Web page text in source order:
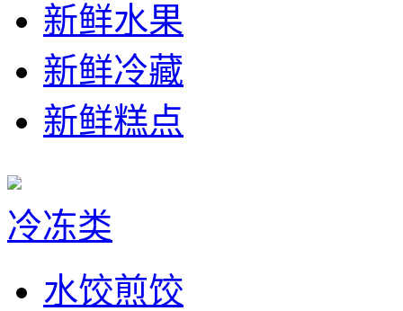
新鲜水果
新鲜冷藏
新鲜糕点
冷冻类
水饺煎饺